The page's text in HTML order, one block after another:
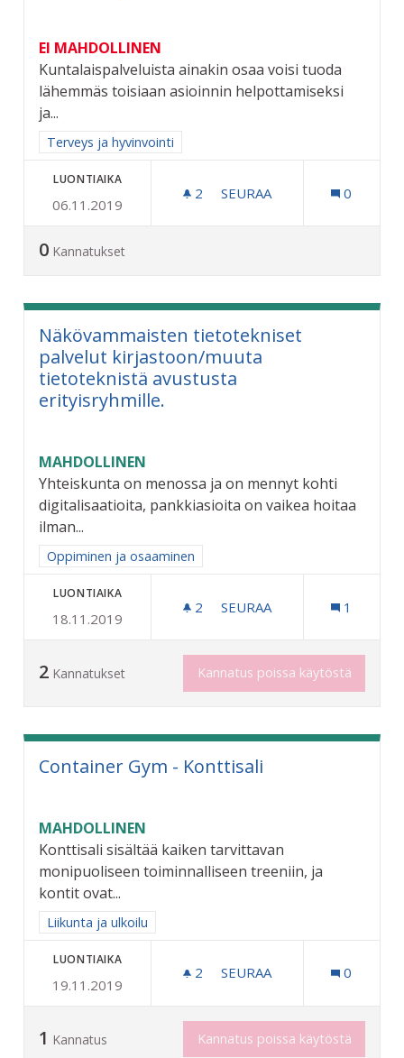
EI MAHDOLLINEN
Kuntalaispalveluista ainakin osaa voisi tuoda
lähemmäs toisiaan asioinnin helpottamiseksi
ja...
Rajaa tulokset aihepiirin mukaan: Terveys ja hyvinvointi
Terveys ja hyvinvointi
LUONTIAIKA
06.11.2019
2 2 SEURAAJAA
SEURAA 0
0 Kannatukset
Näkövammaisten tietotekniset
palvelut kirjastoon/muuta
tietoteknistä avustusta
erityisryhmille.
MAHDOLLINEN
Yhteiskunta on menossa ja on mennyt kohti
digitalisaatioita, pankkiasioita on vaikea hoitaa
ilman...
Rajaa tulokset aihepiirin mukaan: Oppiminen ja osaaminen
Oppiminen ja osaaminen
LUONTIAIKA
18.11.2019
2 2 SEURAAJAA
SEURAA 1
2 Kannatukset Kannatus poissa käytöstä
Container Gym - Konttisali
MAHDOLLINEN
Konttisali sisältää kaiken tarvittavan
monipuoliseen toiminnalliseen treeniin, ja
kontit ovat...
Rajaa tulokset aihepiirin mukaan: Liikunta ja ulkoilu
Liikunta ja ulkoilu
LUONTIAIKA
19.11.2019
2 2 SEURAAJAA
SEURAA 0
1 Kannatus Kannatus poissa käytöstä